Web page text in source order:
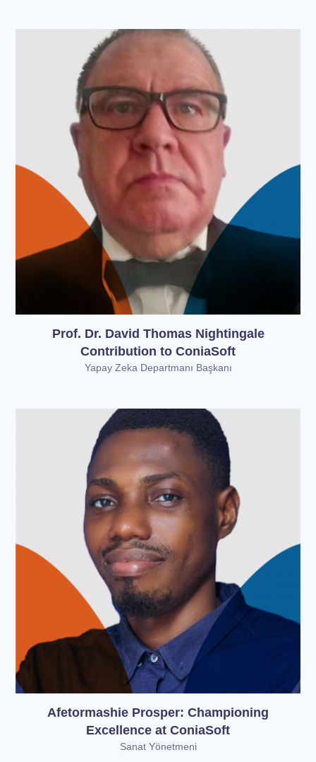
Prof. Dr. David Thomas Nightingale
Contribution to ConiaSoft
Yapay Zeka Departmanı Başkanı
Afetormashie Prosper: Championing
Excellence at ConiaSoft
Sanat Yönetmeni